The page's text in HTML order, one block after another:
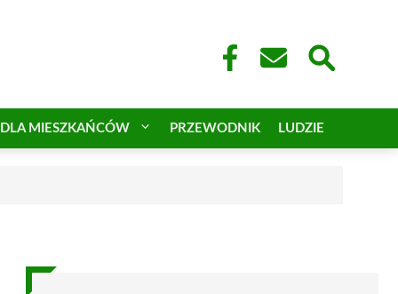
DLA MIESZKAŃCÓW PRZEWODNIK LUDZIE